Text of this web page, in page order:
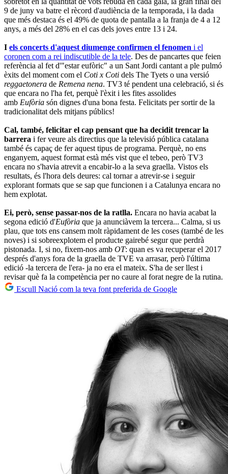
9 de juny va batre el rècord d'audiència de la temporada, i la dada
que més destaca és el 49% de quota de pantalla a la franja de 4 a 12
anys, a més del 28% en el cas dels joves entre 13 i 24.
I els concerts d'aquest diumenge confirmen el fenomen i el
coronen com a rei indiscutible de la tele. Des de pancartes que feien
referència al fet d'"estar eufòric" a un Sant Jordi cantant a ple pulmó
èxits del moment com el Coti x Coti dels The Tyets o una versió
reggaetonera de Remena nena. TV3 té pendent una celebració, si és
que encara no l'ha fet, perquè l'èxit i les fites assolides
amb Eufòria són dignes d'una bona festa. Felicitats per sortir de la
tradicionalitat dels mitjans públics!
Cal, també, felicitar el cap pensant que ha decidit trencar la
barrera i fer veure als directius que la televisió pública catalana
també és capaç de fer aquest tipus de programa. Perquè, no ens
enganyem, aquest format està més vist que el tebeo, però TV3
encara no s'havia atrevit a encabir-lo a la seva graella. Vistos els
resultats, és l'hora dels deures: cal tornar a atrevir-se i seguir
explorant formats que se sap que funcionen i a Catalunya encara no
hem explotat.
Ei, però, sense passar-nos de la ratlla. Encara no havia acabat la
segona edició d'Eufòria que ja anunciàvem la tercera... Calma, si us
plau, que tots ens cansem molt ràpidament de les coses (també de les
noves) i si sobreexplotem el producte gairebé segur que perdrà
pistonada. I, si no, fixem-nos amb OT: quan es va recuperar el 2017
després d'anys fora de la graella de TVE va arrasar, però l'última
edició -la tercera de l'era- ja no era el mateix. S'ha de ser llest i
revisar què fa la competència per no caure al forat negre de la rutina.
Escull Nació com la teva font preferida de Google